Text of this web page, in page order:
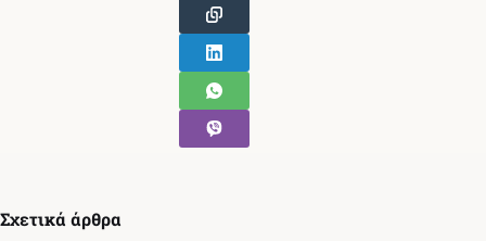
Σχετικά άρθρα